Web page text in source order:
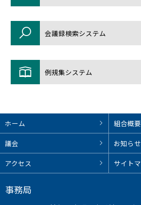
会議録検索システム
例規集システム
事務局
ホーム 組合概要
議会 お知らせ
アクセス サイト